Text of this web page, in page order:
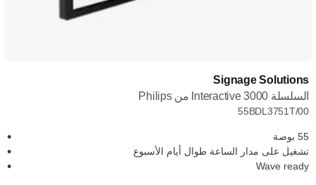
Signage Solutions
السلسلة Interactive 3000 من Philips
55BDL3751T/00
55 بوصة
تشغيل على مدار الساعة طوال أيام الأسبوع
Wave ready